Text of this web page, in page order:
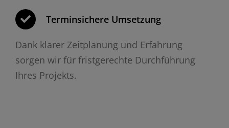
Terminsichere Umsetzung
Dank klarer Zeitplanung und Erfahrung
sorgen wir für fristgerechte Durchführung
Ihres Projekts.